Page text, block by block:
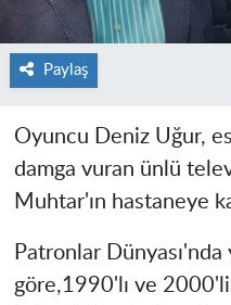
Paylaş
Oyuncu Deniz Uğur,
damga vuran ünlü
Muhtar'ın hastaneye
Patronlar
göre,1990'lı ve 2000'li